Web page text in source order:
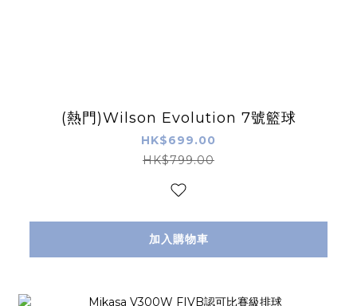
(熱門)Wilson Evolution 7號籃球
HK$699.00
HK$799.00
加入購物車